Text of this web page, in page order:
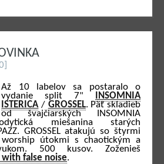
Až 10 labelov sa postaralo o
vydanie split 7"
INSOMNIA
ISTERICA/ GROSSEL. Päť skladieb
od švajčiarských INSOMNIA
miešanina starých
GROSSEL atakujú so štyrmi
útokmi s chaotickým a
500 kusov. Zoženieš
false noise.